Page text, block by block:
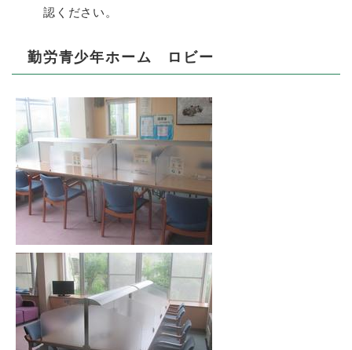
認ください。
勤労青少年ホーム ロビー